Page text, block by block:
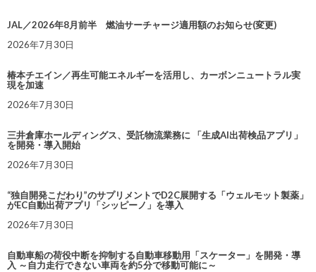
JAL／2026年8月前半 燃油サーチャージ適用額のお知らせ(変更)
2026年7月30日
椿本チエイン／再生可能エネルギーを活用し、カーボンニュートラル実
現を加速
2026年7月30日
三井倉庫ホールディングス、受託物流業務に 「生成AI出荷検品アプリ」
を開発・導入開始
2026年7月30日
“独自開発こだわり”のサプリメントでD2C展開する「ウェルモット製薬」
がEC自動出荷アプリ「シッピーノ」を導入
2026年7月30日
自動車船の荷役中断を抑制する自動車移動用「スケーター」を開発・導
入 ～自力走行できない車両を約5分で移動可能に～